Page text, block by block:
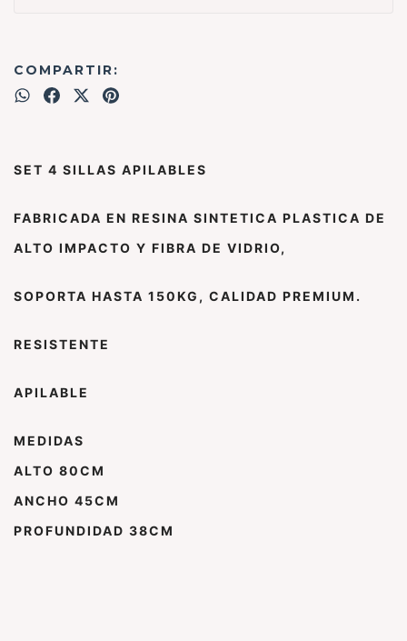
COMPARTIR:
SET 4 SILLAS APILABLES
FABRICADA EN RESINA SINTETICA PLASTICA DE
ALTO IMPACTO Y FIBRA DE VIDRIO,
SOPORTA HASTA 150KG, CALIDAD PREMIUM.
RESISTENTE
APILABLE
MEDIDAS
ALTO 80CM
ANCHO 45CM
PROFUNDIDAD 38CM